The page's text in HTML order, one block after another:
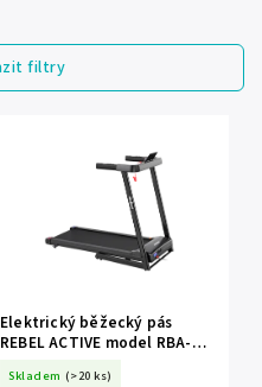
Elektrický běžecký pás
REBEL ACTIVE model RBA-
Skladem (>20 ks)